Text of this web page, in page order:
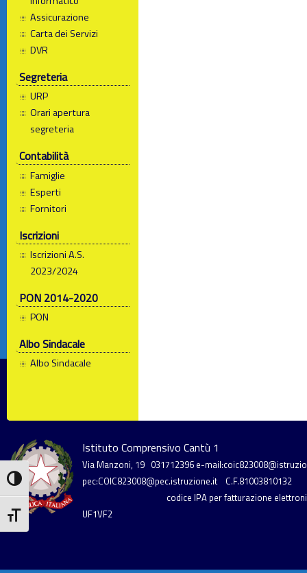
Attiva/disattiva alto contrasto
Attiva/disattiva dimensione testo
Assicurazione
Carta dei Servizi
DVR
Segreteria
URP
Orari apertura
segreteria
Contabilità
Famiglie
Esperti
Fornitori
Iscrizioni
Iscrizioni A.S.
2023/2024
PON 2014-2020
PON
Albo Sindacale
Albo Sindacale
Istituto Comprensivo Cantù 1
Via Manzoni, 19 031712396 e-
pec:COIC823008@pec.istruzione.it
C.F.81003810132
codice IPA per fatturazione
UF1VF2